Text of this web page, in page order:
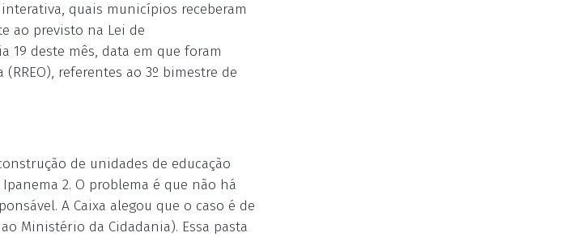
quais municípios receberam
ao previsto na Lei de
19 deste mês, data em que foram
referentes ao 3º bimestre de
de unidades de educação
2. O problema é que não há
A Caixa alegou que o caso é de
Ministério da Cidadania). Essa pasta